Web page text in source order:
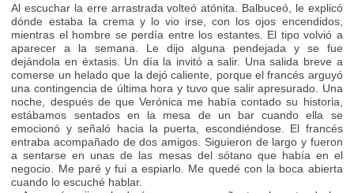
Al escuchar la erre arrastrada volteó atónita. Balbuceó, le explicó
dónde estaba la crema y lo vio irse, con los ojos encendidos,
mientras el hombre se perdía entre los estantes. El tipo volvió a
aparecer a la semana. Le dijo alguna pendejada y se fue
dejándola en éxtasis. Un día la invitó a salir. Una salida breve a
comerse un helado que la dejó caliente, porque el francés arguyó
una contingencia de última hora y tuvo que salir apresurado. Una
noche, después de que Verónica me había contado su historia,
estábamos sentados en la mesa de un bar cuando ella se
emocionó y señaló hacia la puerta, escondiéndose. El francés
entraba acompañado de dos amigos. Siguieron de largo y fueron
a sentarse en unas de las mesas del sótano que había en el
negocio. Me paré y fui a espiarlo. Me quedé con la boca abierta
cuando lo escuché hablar.